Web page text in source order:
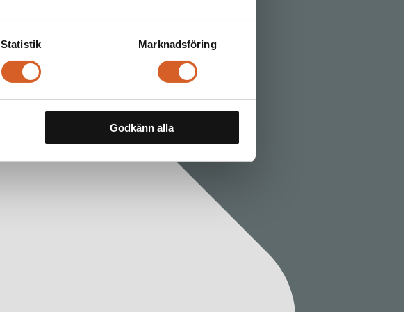
Statistik Marknadsföring
Godkänn alla